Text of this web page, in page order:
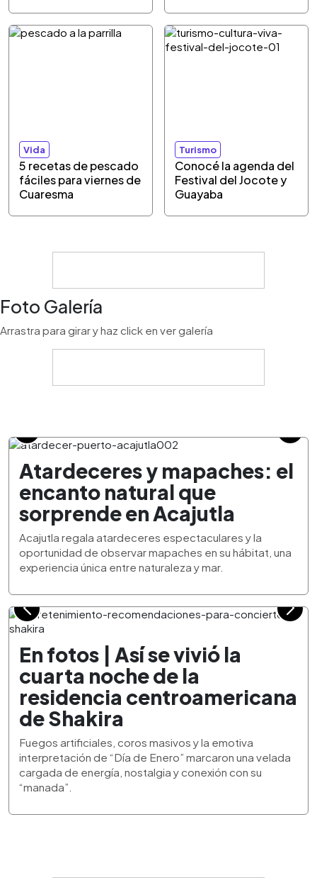
Vida
5 recetas de pescado
fáciles para viernes de
Cuaresma
Turismo
Conocé la agenda del
Festival del Jocote y
Guayaba
Foto Galería
Arrastra para girar y haz click en ver galería
Atardeceres y mapaches: el
encanto natural que
sorprende en Acajutla
Acajutla regala atardeceres espectaculares y la
oportunidad de observar mapaches en su hábitat, una
experiencia única entre naturaleza y mar.
En fotos | Así se vivió la
cuarta noche de la
residencia centroamericana
de Shakira
Fuegos artificiales, coros masivos y la emotiva
interpretación de “Día de Enero” marcaron una velada
cargada de energía, nostalgia y conexión con su
“manada”.